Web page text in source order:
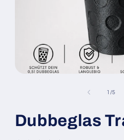
1 /von
5
Dubbeglas